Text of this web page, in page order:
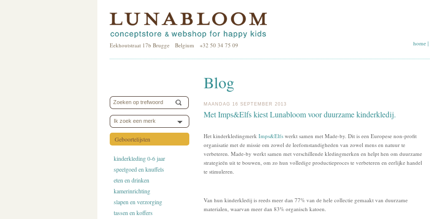
Eekhoutstraat 17b Brugge Belgium +32 50 34 75 09 home |
Ik zoek een merk
Geboortelijsten
kinderkleding 0-6 jaar
speelgoed en knuffels
eten en drinken
kamerinrichting
slapen en verzorging
tassen en koffers
Blog
MAANDAG 16 SEPTEMBER 2013
Met Imps&Elfs kiest Lunabloom voor duurzame kinderkledij.
Het kinderkledingmerk Imps&Elfs werkt samen met Made-by. Dit is een Europese non-profit
organisatie met de missie om zowel de leefomstandigheden van zowel mens en natuur te
verbeteren. Made-by werkt samen met verschillende kledingmerken en helpt hen om duurzame
strategieën uit te bouwen, om zo hun volledige productieproces te verbeteren en eerlijke handel
te stimuleren.
Van hun kinderkledij is reeds meer dan 77% van de hele collectie gemaakt van duurzame
materialen, waarvan meer dan 83% organisch katoen.